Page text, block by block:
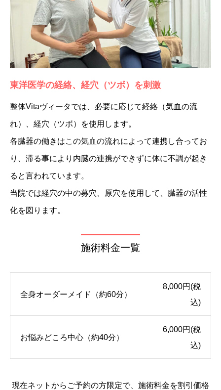
東洋医学の経絡、経穴（ツボ）を刺激
整体Vitaヴィータでは、必要に応じて経絡（気血の流
れ）、経穴（ツボ）を使用します。
各臓器の働きはこの気血の流れによって連携し合ってお
り、滞る事により内臓の連携ができずに体に不調が起き
ると言われています。
当院では経穴の中の募穴、原穴を使用して、臓器の活性
化を図ります。
施術料金一覧
全身オーダーメイド（約60分）
8,000円(税
込)
お悩みどころ中心（約40分）
6,000円(税
込)
現在ネットからご予約の方限定で、施術料金を割引価格